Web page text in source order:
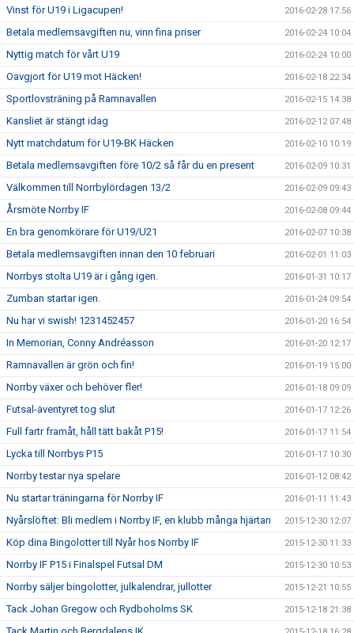
Vinst för U19 i Ligacupen! 2016-02-28 17:56
Betala medlemsavgiften nu, vinn fina priser 2016-02-24 10:04
Nyttig match för vårt U19 2016-02-24 10:00
Oavgjort för U19 mot Häcken! 2016-02-18 22:34
Sportlovsträning på Ramnavallen 2016-02-15 14:38
Kansliet är stängt idag 2016-02-12 07:48
Nytt matchdatum för U19-BK Häcken 2016-02-10 10:19
Betala medlemsavgiften före 10/2 så får du en present 2016-02-09 10:31
Välkommen till Norrbylördagen 13/2 2016-02-09 09:43
Årsmöte Norrby IF 2016-02-08 09:44
En bra genomkörare för U19/U21 2016-02-07 10:38
Betala medlemsavgiften innan den 10 februari 2016-02-01 11:03
Norrbys stolta U19 är i gång igen. 2016-01-31 10:17
Zumban startar igen. 2016-01-24 09:54
Nu har vi swish! 1231452457 2016-01-20 16:54
In Memorian, Conny Andréasson 2016-01-20 12:17
Ramnavallen är grön och fin! 2016-01-19 15:00
Norrby växer och behöver fler! 2016-01-18 09:09
Futsal-äventyret tog slut 2016-01-17 12:26
Full fartr framåt, håll tätt bakåt P15! 2016-01-17 11:54
Lycka till Norrbys P15 2016-01-17 10:30
Norrby testar nya spelare 2016-01-12 08:42
Nu startar träningarna för Norrby IF 2016-01-11 11:43
Nyårslöftet: Bli medlem i Norrby IF, en klubb många hjärtan 2015-12-30 12:07
Köp dina Bingolotter till Nyår hos Norrby IF 2015-12-30 11:33
Norrby IF P15 i Finalspel Futsal DM 2015-12-30 10:53
Norrby säljer bingolotter, julkalendrar, jullotter 2015-12-21 10:55
Tack Johan Gregow och Rydboholms SK 2015-12-18 21:38